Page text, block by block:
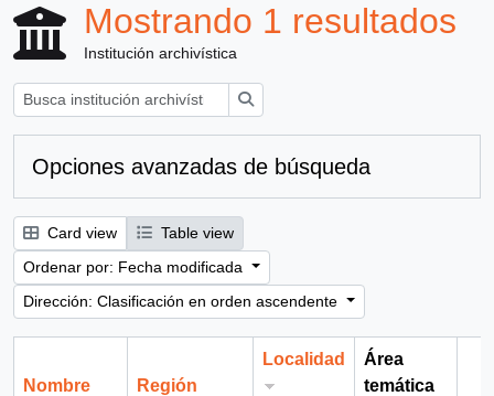
Mostrando 1 resultados
Institución archivística
Opciones avanzadas de búsqueda
Card view
Table view
Ordenar por: Fecha modificada
Dirección: Clasificación en orden ascendente
Nombre Región
Localidad
Área
temática